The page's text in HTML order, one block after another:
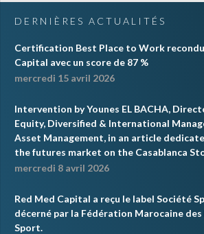
DERNIÈRES ACTUALITÉS
Certification Best Place to Work
Capital avec un score de 87 %
mercredi 15 avril 2026
Intervention by Younes EL BACHA,
Equity, Diversified & International
Asset Management, in an article
the futures market on the Casablanca
mercredi 8 avril 2026
Red Med Capital a reçu le label Société
décerné par la Fédération Marocaine
Sport.